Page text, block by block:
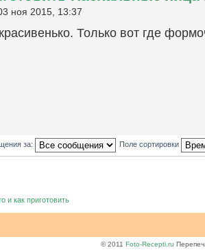
ноя 2015, 13:37
Только вот где
за: Поле сортировки
и как приготовить
© 2011 Foto-Recepti.ru